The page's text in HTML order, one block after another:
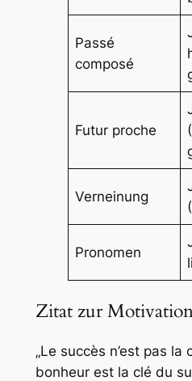
Passé
composé
Futur proche
Verneinung
Pronomen
Zitat zur
„Le succès n’est pas
bonheur est la clé du